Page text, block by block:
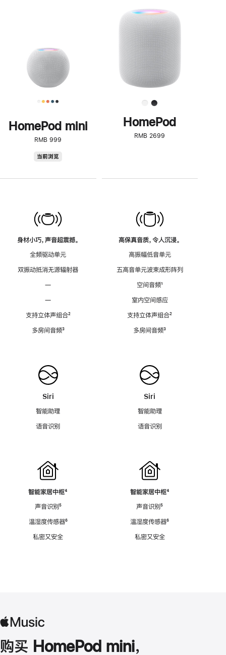
HomePod mini
RMB 999
当前浏览
身材小巧，声音超震撼。
全频驱动单元
双振动抵消无源辐射器
—
—
支持立体声组合脚
²
多房间音频脚
³
Siri
智能助理
语音识别
智能家居中枢脚
⁴
声音识别脚
⁵
温湿度传感器脚
⁶
私密又安全
步
了
解
HomePod<
HomePod
RMB 2699
高保真音质，令人沉浸。
高振幅低音单元
五高音单元波束成形阵列
空间音频脚
¹
室内空间感应
支持立体声组合脚
²
多房间音频脚
³
Siri
智能助理
语音识别
智能家居中枢脚
⁴
声音识别脚
⁵
温湿度传感器脚
⁶
私密又安全
购买 HomePod mini，